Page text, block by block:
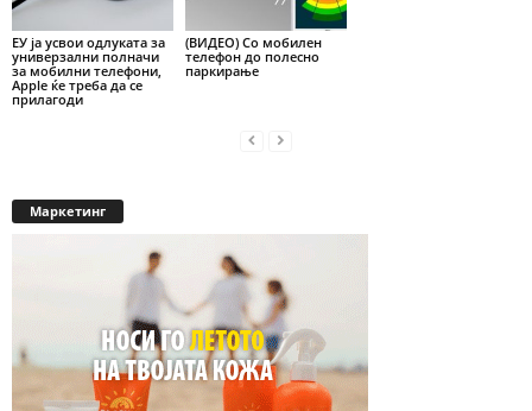
ЕУ ја усвои одлуката за
универзални полначи
за мобилни телефони,
Apple ќе треба да се
прилагоди
(ВИДЕО) Со мобилен
телефон до полесно
паркирање
Маркетинг